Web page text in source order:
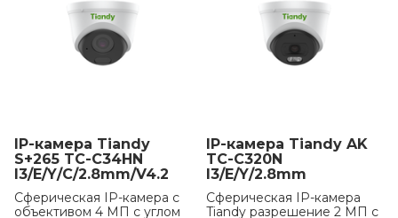
IP-камера Tiandy
S+265 TC-C34HN
I3/E/Y/C/2.8mm/V4.2
Сферическая IP-камера с
объективом 4 МП с углом
IP-камера Tiandy AK
TC-C320N
I3/E/Y/2.8mm
Сферическая IP-камера
Tiandy разрешение 2 МП с